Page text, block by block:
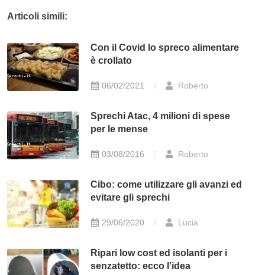
Articoli simili:
Con il Covid lo spreco alimentare
è crollato
06/02/2021 Roberto
Sprechi Atac, 4 milioni di spese
per le mense
03/08/2016 Roberto
Cibo: come utilizzare gli avanzi ed
evitare gli sprechi
29/06/2020 Lucia
Ripari low cost ed isolanti per i
senzatetto: ecco l'idea